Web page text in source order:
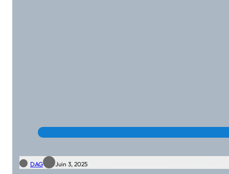
DAG Juin 3, 2025